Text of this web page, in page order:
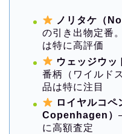
ノリタケ（
の引き出物定番
は特に高評価
ウェッジウ
番柄（ワイルド
品は特に注目
ロイヤルコペ
Copenhagen）
に高額査定